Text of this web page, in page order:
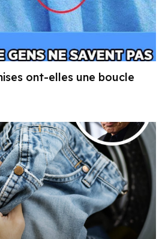
ont-elles une boucle